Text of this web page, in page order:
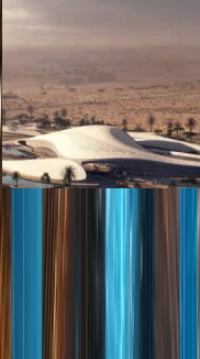
Al Rowdat Suburb
بررسی منطقه